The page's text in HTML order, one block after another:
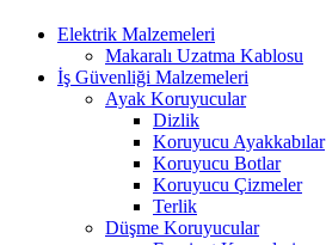
Elektrik Malzemeleri
Makaralı Uzatma Kablosu
İş Güvenliği Malzemeleri
Ayak Koruyucular
Dizlik
Koruyucu Ayakkabılar
Koruyucu Botlar
Koruyucu Çizmeler
Terlik
Düşme Koruyucular